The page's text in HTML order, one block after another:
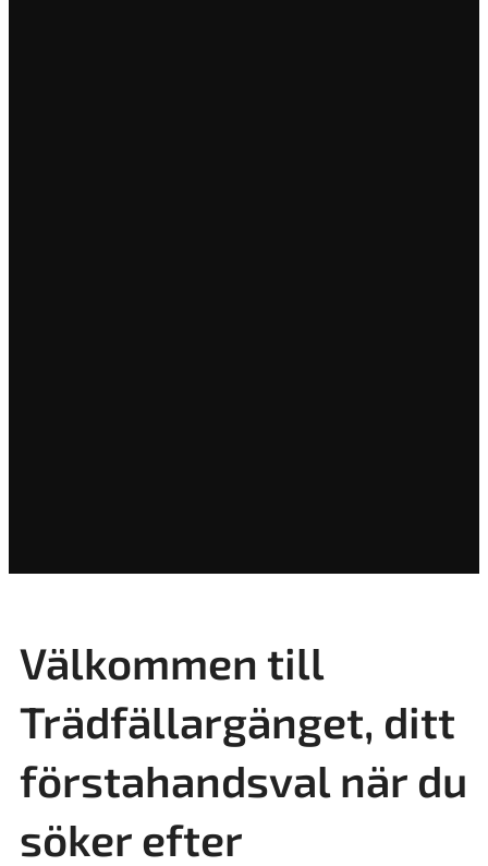
Välkommen till
Trädfällargänget, ditt
förstahandsval när du
söker efter